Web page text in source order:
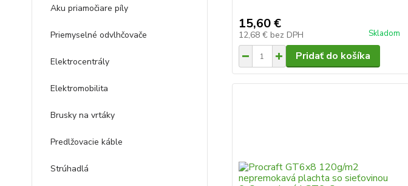
Aku priamočiare píly
Priemyselné odvlhčovače
Elektrocentrály
Elektromobilita
Brusky na vrtáky
Predlžovacie káble
Strúhadlá
15,60 €
12,68 € bez DPH Skladom
Pridať do košíka